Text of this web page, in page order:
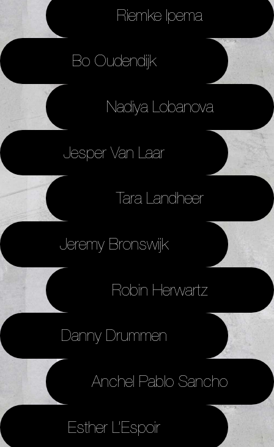
Riemke Ipema
Bo Oudendijk
Nadiya Lobanova
Jesper Van Laar
Tara Landheer
Jeremy Bronswijk
Robin Herwartz
Danny Drummen
Anchel Pablo Sancho
Esther L’Espoir